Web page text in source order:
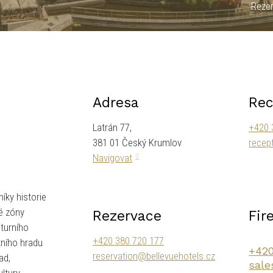
historie
zóny
hradu
Adresa
Latrán 77,
381 01 Český Krumlov
Navigovat
+420
Rezervace
+420 380 720 177
reservation@bellevuehotels.cz